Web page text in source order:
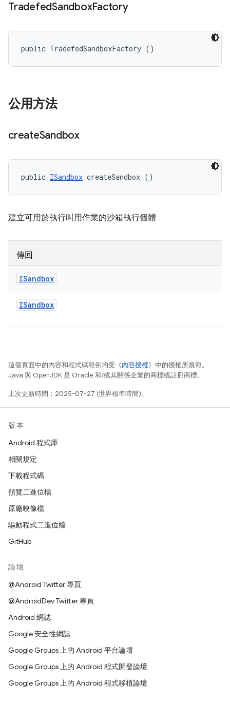
TradefedSandboxFactory
public TradefedSandboxFactory ()
公用方法
createSandbox
public ISandbox createSandbox ()
建立可用於執行叫用作業的沙箱執行個體
傳回
ISandbox
ISandbox
這個頁面中的內容和程式碼範例均受《內容授權》中的授權所規範。
Java 與 OpenJDK 是 Oracle 和/或其關係企業的商標或註冊商標。
上次更新時間：2025-07-27 (世界標準時間)。
版本
Android 程式庫
相關規定
下載程式碼
預覽二進位檔
原廠映像檔
驅動程式二進位檔
GitHub
論壇
@Android Twitter 專頁
@AndroidDev Twitter 專頁
Android 網誌
Google 安全性網誌
Google Groups 上的 Android 平台論壇
Google Groups 上的 Android 程式開發論壇
Google Groups 上的 Android 程式移植論壇